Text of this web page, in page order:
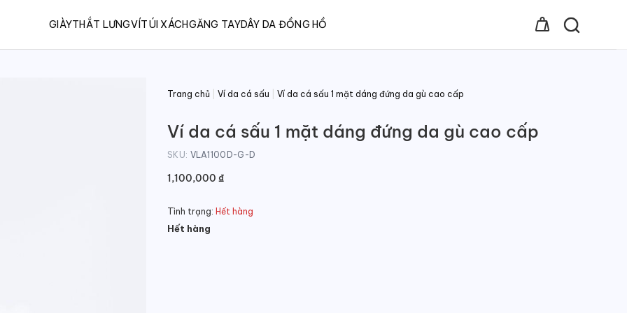
GIÀYTHẮT LƯNGVÍTÚI XÁCHGĂNG TAYDÂY DA ĐỒNG HỒ
Trang chủ Ví da cá sấu Ví da cá sấu 1 mặt dáng đứng da gù cao cấp
Ví da cá sấu 1 mặt dáng đứng da gù cao cấp
SKU: VLA1100D-G-D
1,100,000 ₫
Tình trạng: Hết hàng
Hết hàng